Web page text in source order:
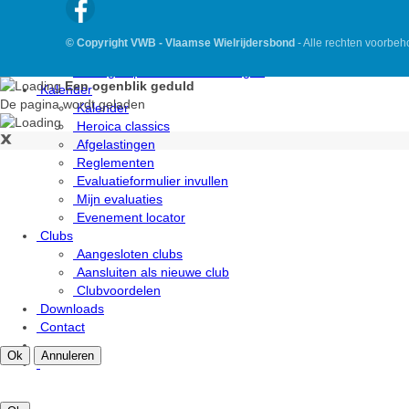
Algemene VWB Verzekering
Fietsverzekering omnium & diefstal (optie)
Kalender
Kalender
Heroica classics
Afgelastingen
Reglementen
Evaluatieformulier invullen
Mijn evaluaties
Evenement locator
Clubs
Aangesloten clubs
Aansluiten als nieuwe club
Clubvoordelen
Downloads
Contact
© Copyright VWB - Vlaamse Wielrijdersbond - Alle rechten
Een ogenblik geduld
De pagina wordt geladen